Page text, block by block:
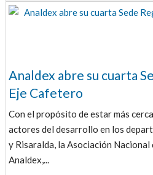
Analdex abre su cuarta
Eje Cafetero
Con el propósito de estar más
actores del desarrollo en los
y Risaralda, la Asociación
Analdex,...